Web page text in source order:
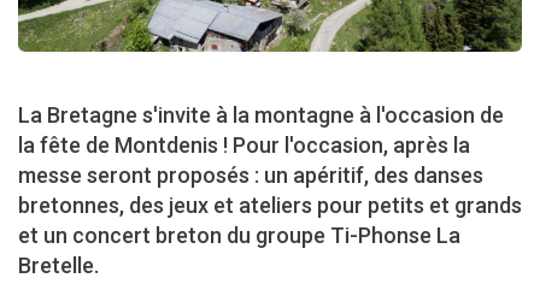
La Bretagne s'invite à la montagne à l'occasion de
la fête de Montdenis ! Pour l'occasion, après la
messe seront proposés : un apéritif, des danses
bretonnes, des jeux et ateliers pour petits et grands
et un concert breton du groupe Ti-Phonse La
Bretelle.